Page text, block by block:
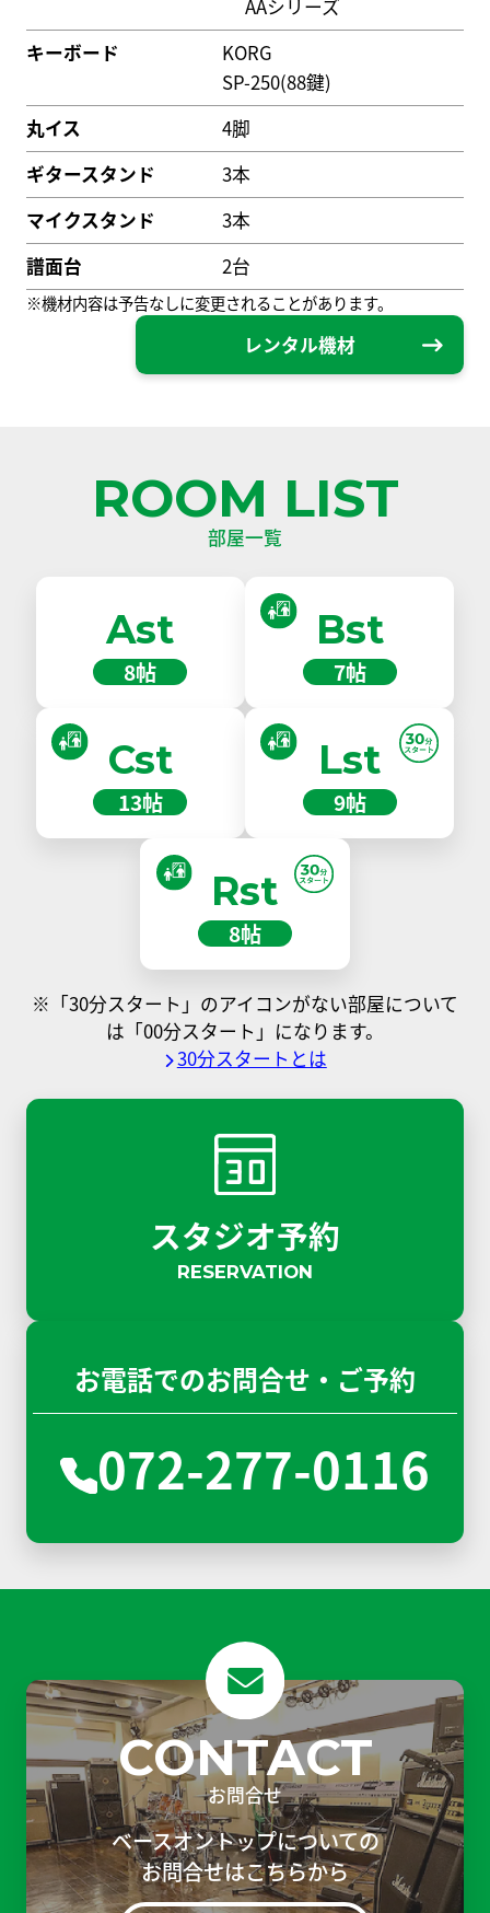
AAシリーズ
キーボード
KORG
SP-250(88鍵)
丸イス
4脚
ギタースタンド
3本
マイクスタンド
3本
譜面台
2台
※機材内容は予告なしに変更されることがあります。
レンタル機材
ROOM LIST
部屋一覧
Ast
8帖
Bst
7帖
Cst
13帖
Lst
9帖
Rst
8帖
※「30分スタート」のアイコンがない部屋について
は「00分スタート」になります。
30分スタートとは
スタジオ予約
RESERVATION
お電話でのお問合せ・ご予約
072-277-0116
CONTACT
お問合せ
ベースオントップについての
お問合せはこちらから